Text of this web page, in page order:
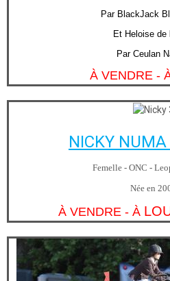
Par BlackJack
Et Heloise de
Par Ceulan
À VENDRE -
NICKY
Femelle - ONC -
Née en
À VENDRE - À